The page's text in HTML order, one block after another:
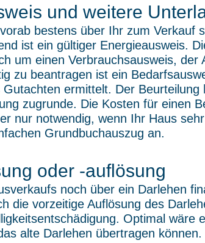
und weitere
bestens über Ihr zum
ist ein gültiger Energieausweis.
um einen Verbrauchsausweis,
zu beantragen ist ein
ermittelt. Der
zugrunde. Die Kosten für einen
nur notwendig, wenn Ihr Haus
Grundbuchauszug an.
oder -auflösung
noch über ein Darlehen
die vorzeitige Auflösung des
Optimal
alte Darlehen übertragen